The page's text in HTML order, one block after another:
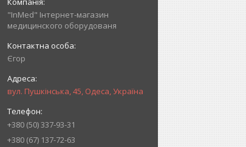
"InMed" Інтернет-магазин
медицинского оборудованя
Єгор
вул. Пушкінська, 45, Одеса, Україна
+380 (50) 337-93-31
+380 (67) 137-72-63